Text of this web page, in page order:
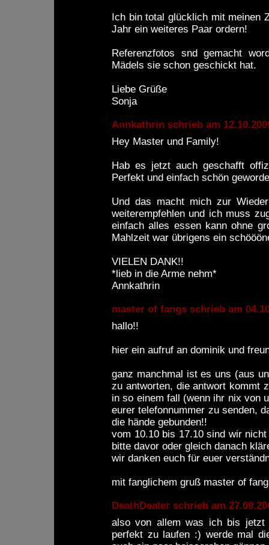
Ich bin total glücklich mit meinen
Jahr ein weiteres Paar ordern!
Referenzfotos snd gemacht
Mädels sie schon geschickt hat.
Liebe Grüße
Sonja
Annkathrin schrieb am
Hey Master und Family!
Hab es jetzt auch geschafft
Perfekt und einfach schön
Und das macht mich zur
weiterempfehlen und ich muss
einfach alles essen kann ohne
Mahlzeit war übrigens ein
VIELEN DANK!!
*lieb in die Arme nehm*
Annkathrin
master of fangs schrieb am
hallo!!
hier ein aufruf an dominik und
ganz manchmal ist es uns (aus
zu antworten, die antwort kommt
in so einem fall (wenn ihr nix von
eurer telefonnummer zu senden,
die hände gebunden!!
vom 10.10 bis 17.10 sind wir
bitte davor oder gleich danach
wir danken euch für euer
mit fanglichem gruß master of
DeathDealer schrieb am
also von allem was ich bis jetzt
perfekt zu laufen :) werde mal